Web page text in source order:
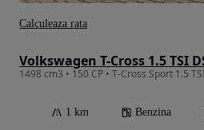
Volkswagen T-Cross 1.5 TSI
1 km Benzina
Calculeaza rata